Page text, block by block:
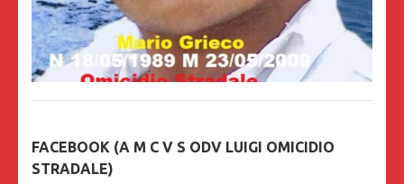
FACEBOOK (A M C V S ODV LUIGI OMICIDIO
STRADALE)